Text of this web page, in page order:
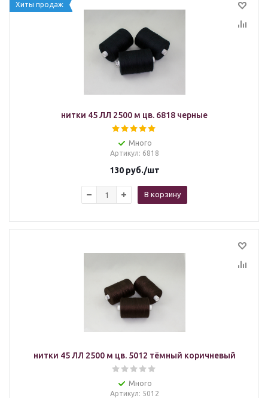
Хиты продаж
нитки 45 ЛЛ 2500 м цв. 6818 черные
Много
Артикул: 6818
130руб./шт
В корзину
нитки 45 ЛЛ 2500 м цв. 5012 тёмный коричневый
Много
Артикул: 5012